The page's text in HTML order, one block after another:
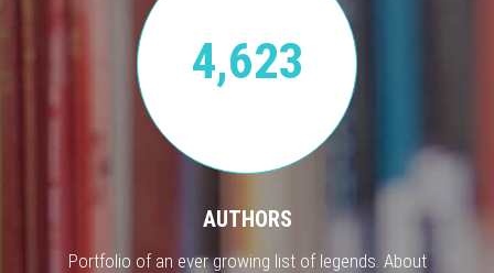
4,623
AUTHORS
Portfolio of an ever growing list of legends. About